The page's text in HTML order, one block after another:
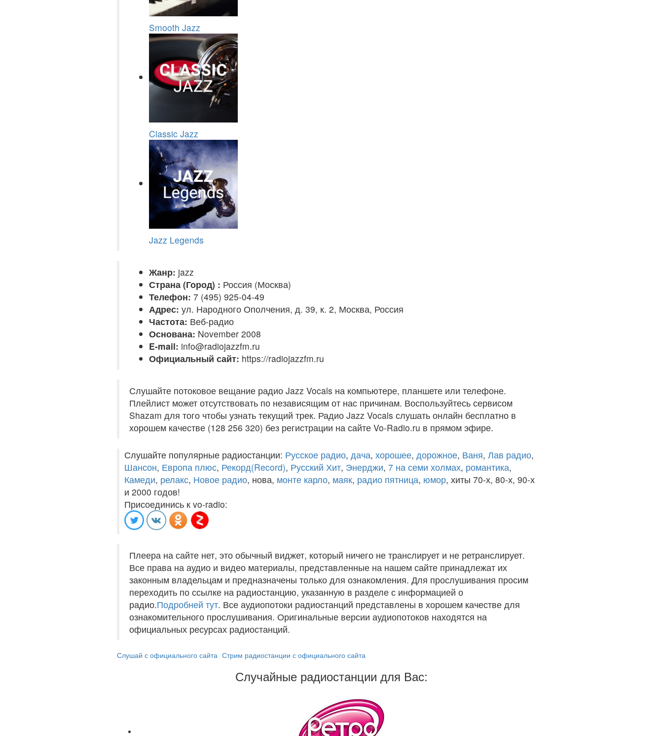
Smooth Jazz
Classic Jazz
Jazz Legends
Жанр: jazz
Страна (Город) : Россия (Москва)
Телефон: 7 (495) 925-04-49
Адрес: ул. Народного Ополчения, д. 39, к. 2, Москва, Россия
Частота: Веб-радио
Основана: November 2008
E-mail: info@radiojazzfm.ru
Официальный сайт: https://radiojazzfm.ru
Слушайте потоковое вещание радио Jazz Vocals на компьютере, планшете или телефоне.
Плейлист может отсутствовать по независящим от нас причинам. Воспользуйтесь сервисом
Shazam для того чтобы узнать текущий трек. Радио Jazz Vocals слушать онлайн бесплатно в
хорошем качестве (128 256 320) без регистрации на сайте Vo-Radio.ru в прямом эфире.
Слушайте популярные радиостанции: Русское радио, дача, хорошее, дорожное, Ваня, Лав радио,
Шансон, Европа плюс, Рекорд(Record), Русский Хит, Энерджи, 7 на семи холмах, романтика,
Камеди, релакс, Новое радио, нова, монте карло, маяк, радио пятница, юмор, хиты 70-х, 80-х, 90-х
и 2000 годов!
Присоединись к vo-radio:
Плеера на сайте нет, это обычный виджет, который ничего не транслирует и не ретранслирует.
Все права на аудио и видео материалы, представленные на нашем сайте принадлежат их
законным владельцам и предназначены только для ознакомления. Для прослушивания просим
переходить по ссылке на радиостанцию, указанную в разделе с информацией о
радио.Подробней тут. Все аудиопотоки радиостанций представлены в хорошем качестве для
ознакомительного прослушивания. Оригинальные версии аудиопотоков находятся на
официальных ресурсах радиостанций.
Слушай с официального сайта Стрим радиостанции с официального сайта
Случайные радиостанции для Вас: